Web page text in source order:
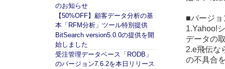
■バージ
1.Yahoo!
データの
2.e飛伝な
の不具合
のお知らせ
【50%OFF】顧客データ分析の基
本「RFM分析」ツール特別提供
BitSearch version5.0.0の提供を開
始しました
受注管理データベース「RODB」
のバージョン7.6.2を本日リリース